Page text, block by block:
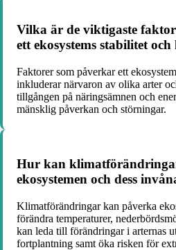
Vilka är de viktigaste
ett ekosystems stabilitet och
Faktorer som påverkar ett
inkluderar närvaron av olika arter
tillgången på näringsämnen och
mänsklig påverkan och störningar.
Hur kan
ekosystemen och dess
Klimatförändringar kan påverka
förändra temperaturer,
kan leda till förändringar i arternas
fortplantning samt öka risken för